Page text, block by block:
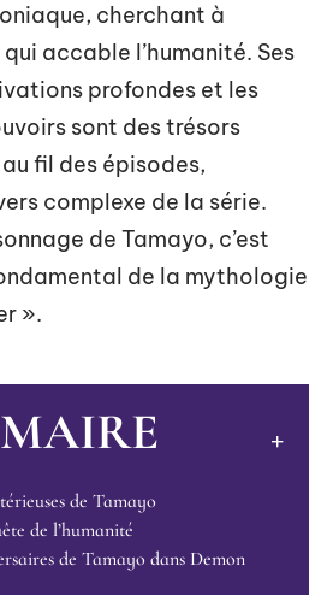
cherchant à
accable l’humanité. Ses
profondes et les
sont des trésors
fil des épisodes,
complexe de la série.
de Tamayo, c’est
de la mythologie
».
de Tamayo
de l’humanité
de Tamayo dans Demon